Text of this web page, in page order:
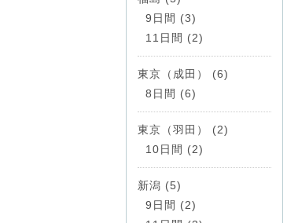
9日間 (3)
11日間 (2)
東京（成田） (6)
8日間 (6)
東京（羽田） (2)
10日間 (2)
新潟 (5)
9日間 (2)